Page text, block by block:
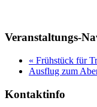
Veranstaltungs-
« Frühstück für
Ausflug zum
Kontaktinfo